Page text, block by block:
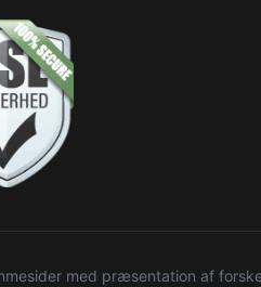
med præsentation af